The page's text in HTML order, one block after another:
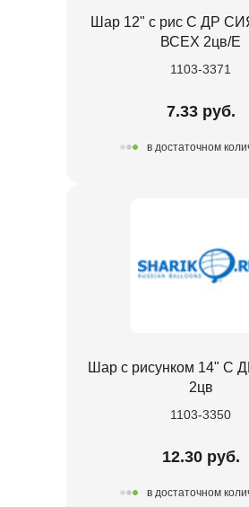
Шар 12" с рис С ДР
ВСЕХ 2цв/E
1103-3371
7.33 руб.
в достаточном
Шар с рисунком 14" С
2цв
1103-3350
12.30 руб.
в достаточном